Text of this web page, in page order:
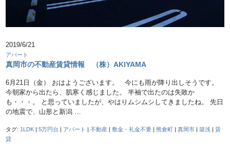
2019/6/21
アパート
真岡市の不動産賃貸情報 （株）AKIYAMA
6月21日（金） おはようございます。 今にも雨が降り出しそうです。
今朝家から出たら、肌寒く感じました。 半袖で出たのは失敗か
も・・・。 と思っていましたが、やはりムシムシしてきましたね。 先日
の地震で、山形と新潟 …
タグ: 1LDK |5万円台 | アパート |不動産 |敷金・礼金不要 |熊倉町 |真岡市 |築浅 |賃
貸